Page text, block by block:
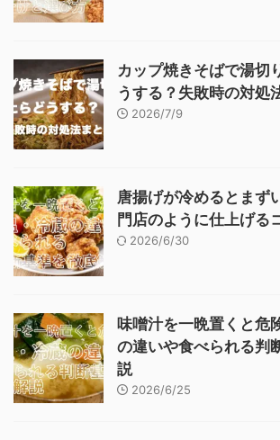
カップ焼きそばで湯切
うする？失敗時の対処
2026/7/9
唐揚げが冷めるとまず
門店のように仕上げる
2026/6/30
味噌汁を一晩置くと危
の違いや食べられる判
説
2026/6/25